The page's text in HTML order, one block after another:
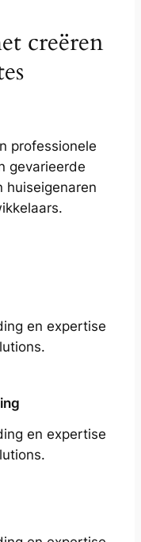
creëren
professionele
gevarieerde
huiseigenaren
en expertise
en expertise